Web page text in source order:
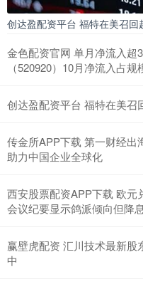
创达盈配资平台 福特在美召
金色配资官网 单月净流入超
（520920）10月净流入占
创达盈配资平台 福特在美召
传金所APP下载 第一财经
助力中国企业全球化
西安股票配资APP下载 欧元
会议纪要显示鸽派倾向但降
赢壁虎配资 汇川技术最新股
中